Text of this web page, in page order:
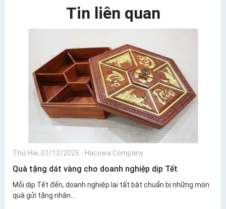
Tin liên quan
Thứ Hai, 01/12/2025 - Hacowa Company
Quà tặng dát vàng cho doanh nghiệp dịp Tết
Mỗi dịp Tết đến, doanh nghiệp lại tất bật chuẩn bị những món
quà gửi tặng nhân...